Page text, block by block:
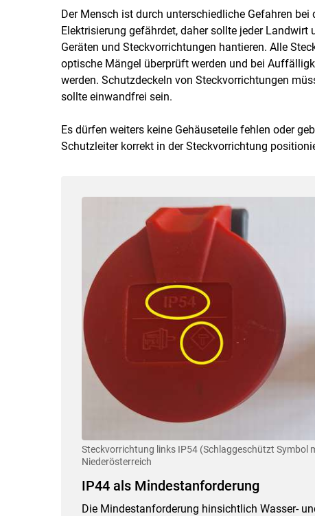
Der Mensch ist durch unterschiedliche Gefahren
Elektrisierung gefährdet, daher sollte jeder
Geräten und Steckvorrichtungen hantieren. Alle
optische Mängel überprüft werden und bei
werden. Schutzdeckeln von Steckvorrichtungen
sollte einwandfrei sein.
Es dürfen weiters keine Gehäuseteile fehlen oder
Schutzleiter korrekt in der Steckvorrichtung
Steckvorrichtung links IP54 (Schlaggeschützt Symbol
Niederösterreich
IP44 als Mindestanforderung
Die Mindestanforderung hinsichtlich Wasser-